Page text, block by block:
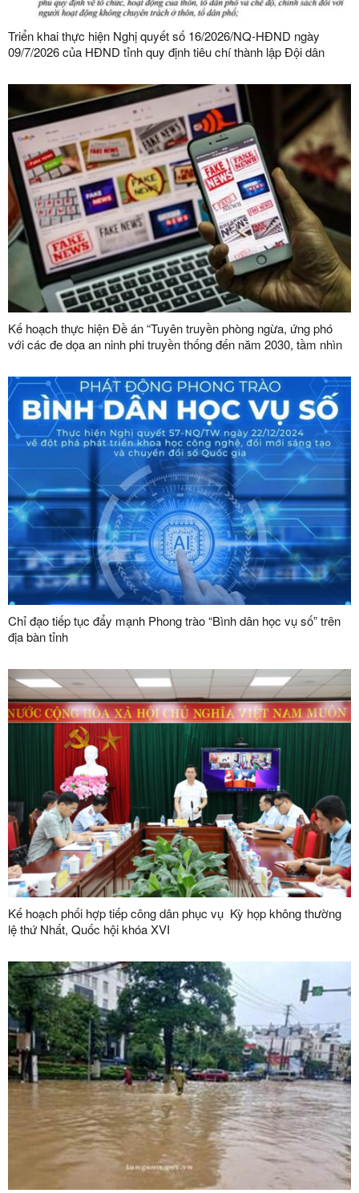
Triển khai thực hiện Nghị quyết số 16/2026/NQ-HĐND ngày
09/7/2026 của HĐND tỉnh quy định tiêu chí thành lập Đội dân
bàn tỉnh
Kế hoạch thực hiện Đề án “Tuyên truyền phòng ngừa, ứng phó
với các đe dọa an ninh phi truyền thống đến năm 2030, tầm nhìn
Chỉ đạo tiếp tục đẩy mạnh Phong trào “Bình dân học vụ số” trên
địa bàn tỉnh
Kế hoạch phối hợp tiếp công dân phục vụ Kỳ họp không thường
lệ thứ Nhất, Quốc hội khóa XVI